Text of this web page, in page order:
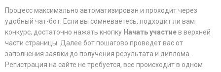
Процесс максимально автоматизирован и проходит через
удобный чат-бот. Если вы сомневаетесь, подходит ли вам
конкурс, достаточно нажать кнопку Начать участиев верхней
части страницы. Далее бот пошагово проведет вас от
заполнения заявки до получения результата и диплома.
Регистрация на сайте не требуется, все происходит в одном